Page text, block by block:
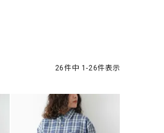
10t'ena (トテナ)
Johnbull（ジョンブル）
26件中 1-26件表示